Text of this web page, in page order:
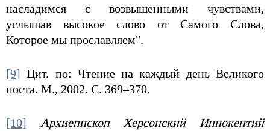
насладимся с возвышенными чувствами,
услышав высокое слово от Самого Слова,
Которое мы прославляем".
[9] Цит. по: Чтение на каждый день Великого
поста. М., 2002. С. 369–370.
[10]
Архиепископ Херсонский Иннокентий